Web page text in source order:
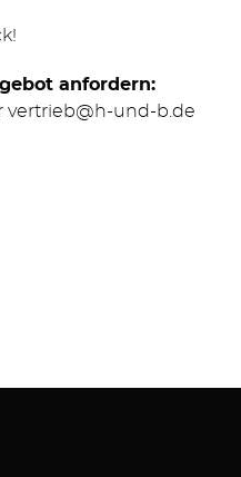
anfordern:
vertrieb@h-und-b.de